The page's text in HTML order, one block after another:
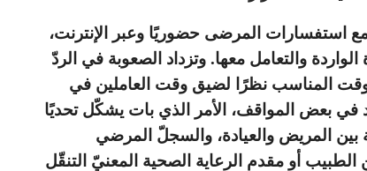
استفسارات المرضى حضوريًا وعبر الإنترنت،
والتعامل معها. وتزداد الصعوبة في الردّ
المناسب نظرًا لضيق وقت العاملين في
بعض المواقف، الأمر الذي بات يشكّل تحديًا
بين المريض والعيادة، والسجلّ المرضي
أو مقدم الرعاية الصحية المعنيّ التنقّل